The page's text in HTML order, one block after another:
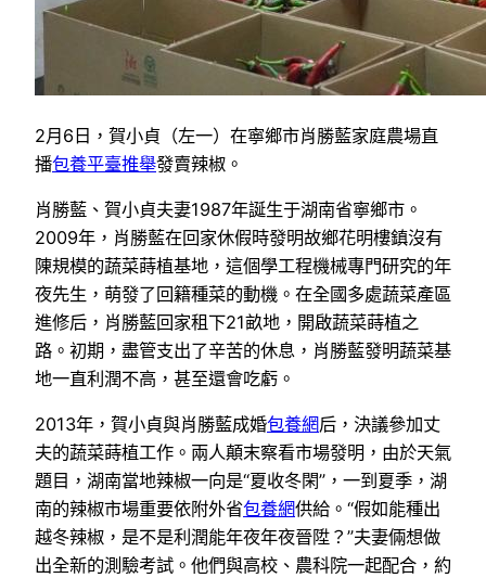
2月6日，賀小貞（左一）在寧鄉市肖勝藍家庭農場直
播包養平臺推舉發賣辣椒。
肖勝藍、賀小貞夫妻1987年誕生于湖南省寧鄉市。
2009年，肖勝藍在回家休假時發明故鄉花明樓鎮沒有
陳規模的蔬菜蒔植基地，這個學工程機械專門研究的年
夜先生，萌發了回籍種菜的動機。在全國多處蔬菜產區
進修后，肖勝藍回家租下21畝地，開啟蔬菜蒔植之
路。初期，盡管支出了辛苦的休息，肖勝藍發明蔬菜基
地一直利潤不高，甚至還會吃虧。
2013年，賀小貞與肖勝藍成婚包養網后，決議參加丈
夫的蔬菜蒔植工作。兩人顛末察看市場發明，由於天氣
題目，湖南當地辣椒一向是“夏收冬閑”，一到夏季，湖
南的辣椒市場重要依附外省包養網供給。“假如能種出
越冬辣椒，是不是利潤能年夜年夜晉陞？”夫妻倆想做
出全新的測驗考試。他們與高校、農科院一起配合，約